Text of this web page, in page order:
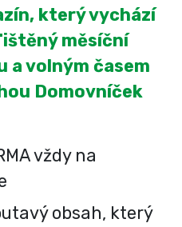
který vychází
měsíční
volným časem
Domovníček
vždy na
obsah, který